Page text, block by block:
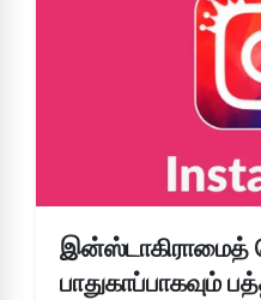
இன்ஸ்டாகிராமைத்
பாதுகாப்பாகவும்